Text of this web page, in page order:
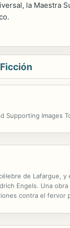
la Maestra
Supporting Images
de Lafargue,
Engels. Una
contra el